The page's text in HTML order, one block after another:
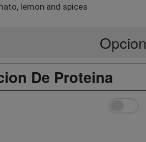
lemon and spices
De Proteina